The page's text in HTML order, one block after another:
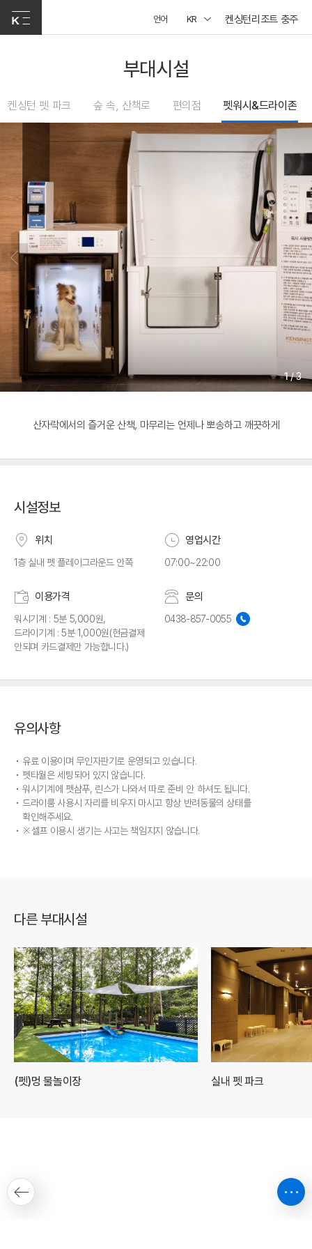
언어 KR 켄싱턴리조트 충주
부대시설
켄싱턴 펫 파크 숲 속, 산책로 편의점 펫워시&드라이존
1/3
산자락에서의 즐거운 산책, 마무리는 언제나 뽀송하고 깨끗하게
시설정보
위치
1층 실내 펫 플레이그라운드 안쪽
영업시간
07:00~22:00
이용가격
워시기계 : 5분 5,000원,
드라이기계 : 5분 1,000원(현금결제
안되며 카드결제만 가능합니다.)
문의
0438-857-0055
유의사항
유료 이용이며 무인자판기로 운영되고 있습니다.
펫타월은 세팅되어 있지 않습니다.
워시기계에 펫샴푸, 린스가 나와서 따로 준비 안 하셔도 됩니다.
드라이룸 사용시 자리를 비우지 마시고 항상 반려동물의 상태를
확인해주세요.
※셀프 이용시 생기는 사고는 책임지지 않습니다.
다른 부대시설
(펫)멍 물놀이장 실내 펫 파크